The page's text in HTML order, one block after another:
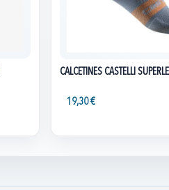
CALCETINES CASTELLI
19,30 €